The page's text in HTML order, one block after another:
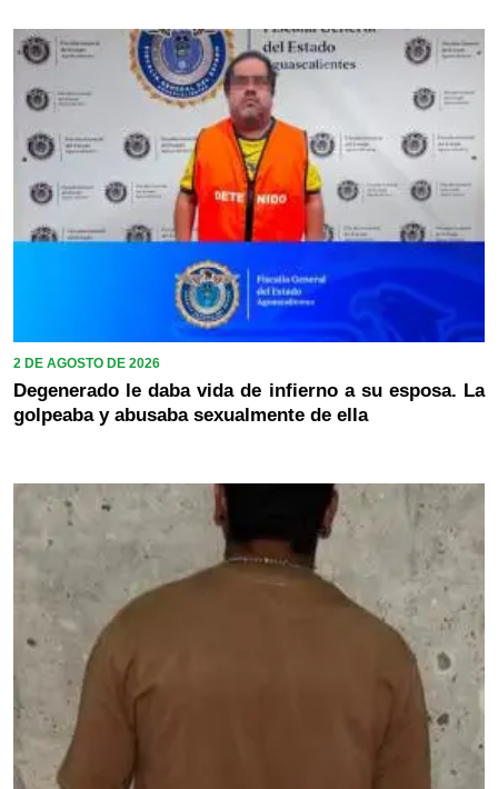
2 DE AGOSTO DE 2026
Degenerado le daba vida de infierno a su esposa. La
golpeaba y abusaba sexualmente de ella